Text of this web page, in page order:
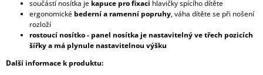
součástí nosítka je kapuce pro fixaci hlavičky spícího dítěte
ergonomické bederní a ramenní popruhy, váha dítěte se při nošení
rozloží
rostoucí nosítko - panel nosítka je nastavitelný ve třech pozicích
šířky a má plynule nastavitelnou výšku
Další informace k produktu: